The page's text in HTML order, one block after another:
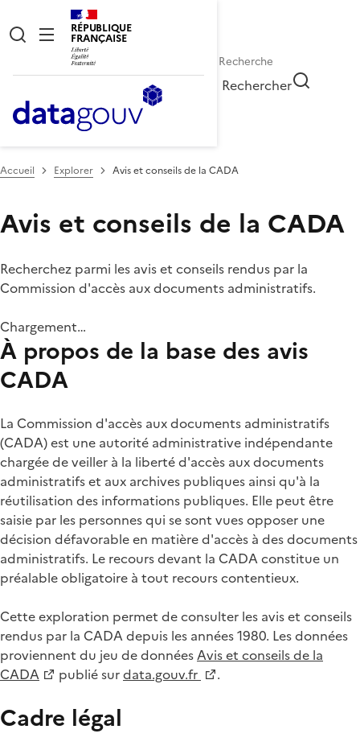
RÉPUBLIQUE
FRANÇAISE
Rechercher
Accueil Explorer Avis et conseils de la CADA
Avis et conseils de la CADA
Recherchez parmi les avis et conseils rendus par la
Commission d'accès aux documents administratifs.
Chargement…
À propos de la base des avis
CADA
La Commission d'accès aux documents administratifs
(CADA) est une autorité administrative indépendante
chargée de veiller à la liberté d'accès aux documents
administratifs et aux archives publiques ainsi qu'à la
réutilisation des informations publiques. Elle peut être
saisie par les personnes qui se sont vues opposer une
décision défavorable en matière d'accès à des documents
administratifs. Le recours devant la CADA constitue un
préalable obligatoire à tout recours contentieux.
Cette exploration permet de consulter les avis et conseils
rendus par la CADA depuis les années 1980. Les données
proviennent du jeu de donnéesAvis et conseils de la
CADA
publié surdata.gouv.fr .
Cadre légal